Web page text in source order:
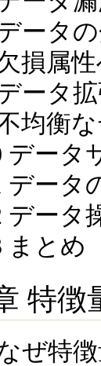
ータ
損属
ータ
均衡
データ
データ
データ
まとめ
特徴
ぜ特